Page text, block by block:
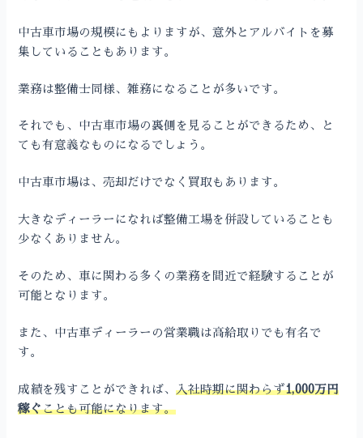
中古車市場の規模にもよりますが、意外とアルバイトを募
集していることもあります。
業務は整備士同様、雑務になることが多いです。
それでも、中古車市場の裏側を見ることができるため、と
ても有意義なものになるでしょう。
中古車市場は、売却だけでなく買取もあります。
大きなディーラーになれば整備工場を併設していることも
少なくありません。
そのため、車に関わる多くの業務を間近で経験することが
可能となります。
また、中古車ディーラーの営業職は高給取りでも有名で
す。
成績を残すことができれば、入社時期に関わらず1,000万円
稼ぐことも可能になります。